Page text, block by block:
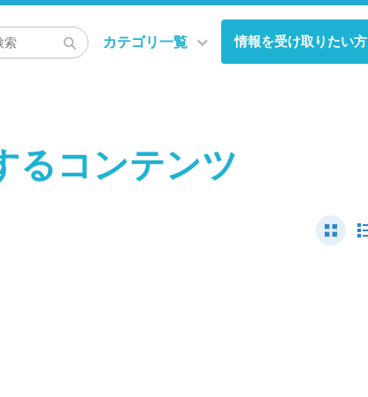
カテゴリ一覧 情報を受け取りたい方
るコンテンツ